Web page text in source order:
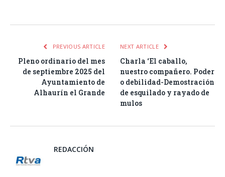
PREVIOUS ARTICLE
Pleno ordinario del mes
de septiembre 2025 del
Ayuntamiento de
Alhaurín el Grande
NEXT ARTICLE
Charla ‘El caballo,
nuestro compañero. Poder
o debilidad-Demostración
de esquilado y rayado de
mulos
REDACCIÓN